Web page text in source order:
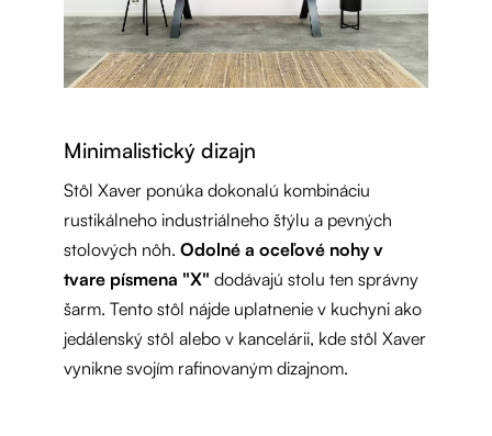
Minimalistický dizajn
Stôl Xaver ponúka dokonalú kombináciu
rustikálneho industriálneho štýlu a pevných
stolových nôh. Odolné a oceľové nohy v
tvare písmena "X" dodávajú stolu ten správny
šarm. Tento stôl nájde uplatnenie v kuchyni ako
jedálenský stôl alebo v kancelárii, kde stôl Xaver
vynikne svojím rafinovaným dizajnom.